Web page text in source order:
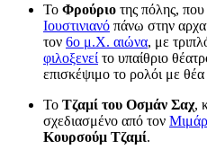
Το Φρούριο της πόλης,
Ιουστινιανό πάνω στην
τον 6ο μ.Χ. αιώνα, με
φιλοξενεί το υπαίθριο
επισκέψιμο το ρολόι με
Το Τζαμί του Οσμάν Σαχ,
σχεδιασμένο από τον
Κουρσούμ Τζαμί.